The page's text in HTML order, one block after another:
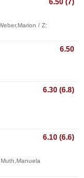
6.50 (7)
/ Z:
6.50
6.30 (6.8)
6.10 (6.6)